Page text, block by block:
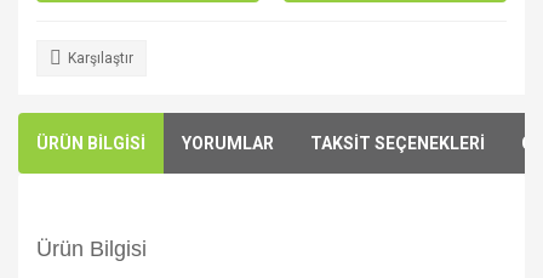
Karşılaştır
ÜRÜN BİLGİSİ YORUMLAR TAKSİT SEÇENEKLERİ
Ürün Bilgisi